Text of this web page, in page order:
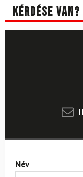
Kérdése van?
Név